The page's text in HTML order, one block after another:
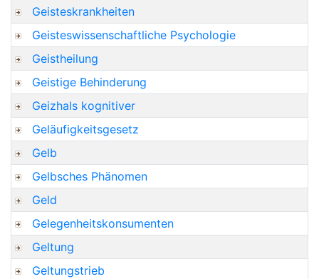
Geisteskrankheiten
Geisteswissenschaftliche Psychologie
Geistheilung
Geistige Behinderung
Geizhals kognitiver
Geläufigkeitsgesetz
Gelb
Gelbsches Phänomen
Geld
Gelegenheitskonsumenten
Geltung
Geltungstrieb